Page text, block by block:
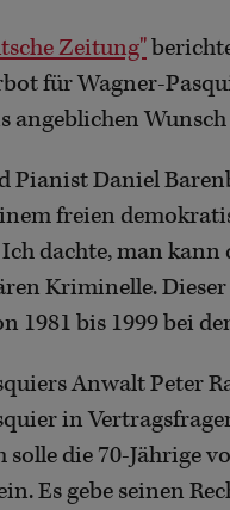
Zeitung"
für Wagner-
angeblichen
Pianist Daniel
freien
dachte, man
Kriminelle.
1981 bis 1999 bei
Anwalt Peter
in
solle die 70-Jährige
Es gebe seinen